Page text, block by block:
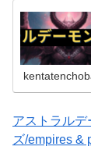
アストラル
ズ/empires &